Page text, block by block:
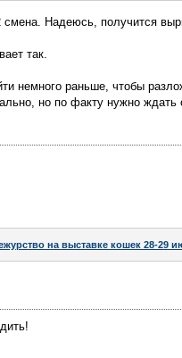
смена. Надеюсь, получится
так.
немного раньше, чтобы
но по факту нужно ждать
на выставке кошек 28-29